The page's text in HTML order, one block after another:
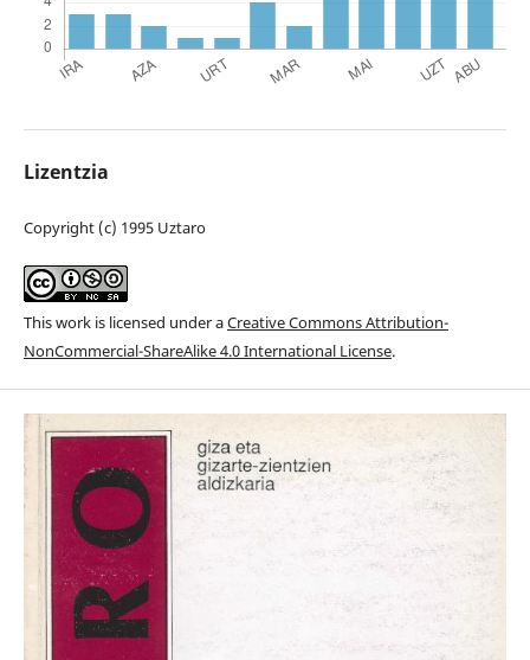
Lizentzia
Copyright (c) 1995 Uztaro
This work is licensed under aCreative Commons Attribution-
NonCommercial-ShareAlike 4.0 International License.